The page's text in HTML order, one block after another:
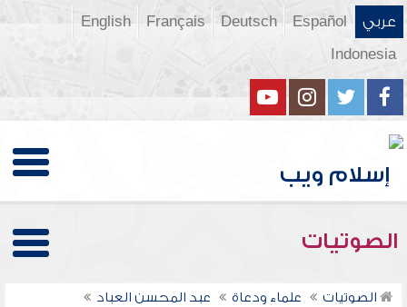
عربي Español
Deutsch
Français
English
Indonesia
الصوتيات
الصوتيات علماء ودعاة
عبد المحسن العباد